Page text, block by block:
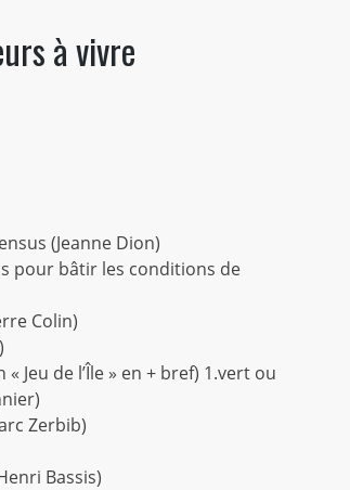
à vivre
(Jeanne Dion)
pour bâtir les conditions de
Colin)
Jeu de l’Île » en + bref) 1.vert ou
Zerbib)
Bassis)